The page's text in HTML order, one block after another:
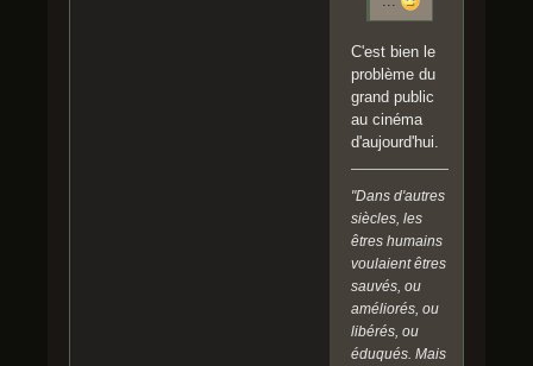
C'est bien le
problème du
grand public
au cinéma
d'aujourd'hui.
"Dans d'autres
siècles, les
êtres humains
voulaient êtres
sauvés, ou
améliorés, ou
libérés, ou
éduqués. Mais